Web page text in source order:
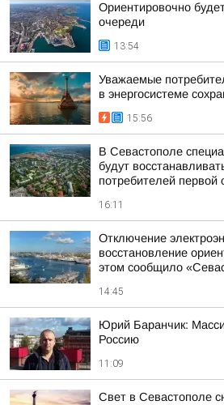
Ориентировочно
очереди
13:54
Уважаемые
в энергосистеме
15:56
В Севастополе
будут
потребителей первой
16:11
Отключение
восстановление
этом сообщило
14:45
Юрий Баранчик:
Россию
11:09
Свет в Севастополе